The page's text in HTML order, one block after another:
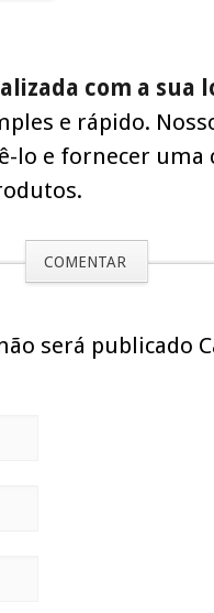
com a sua
e rápido.
lo e fornecer
COMENTAR
será publicado